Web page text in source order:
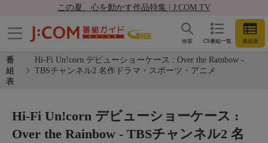
この夏、心を動かす作品特集 | J:COM TV
CS番組一覧 番組表
検索
番
組
表
Hi-Fi Un!corn デビューショーケース : Over the Rainbow -
TBSチャンネル2 名作ドラマ・スポーツ・アニメ
Hi-Fi Un!corn デビューショーケース :
Over the Rainbow - TBSチャンネル2 名